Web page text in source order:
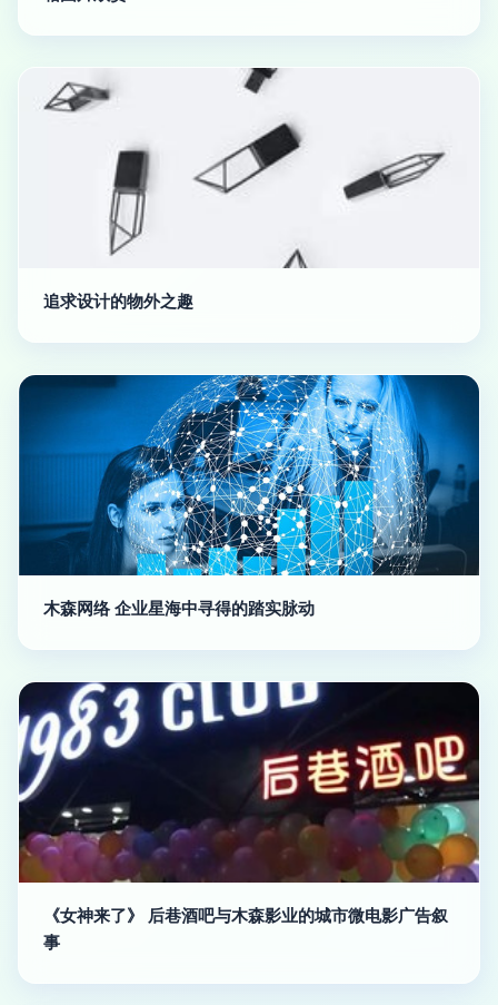
追求设计的物外之趣
木森网络 企业星海中寻得的踏实脉动
《女神来了》 后巷酒吧与木森影业的城市微电影广告叙
事